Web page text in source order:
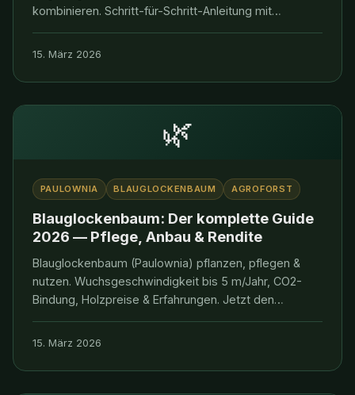
kombinieren. Schritt-für-Schritt-Anleitung mit
15. März 2026
🌿
PAULOWNIA BLAUGLOCKENBAUM AGROFORST
Blauglockenbaum: Der komplette Guide
2026 — Pflege, Anbau & Rendite
Blauglockenbaum (Paulownia) pflanzen, pflegen &
nutzen. Wuchsgeschwindigkeit bis 5 m/Jahr, CO2-
Bindung, Holzpreise & Erfahrungen. Jetzt den
15. März 2026